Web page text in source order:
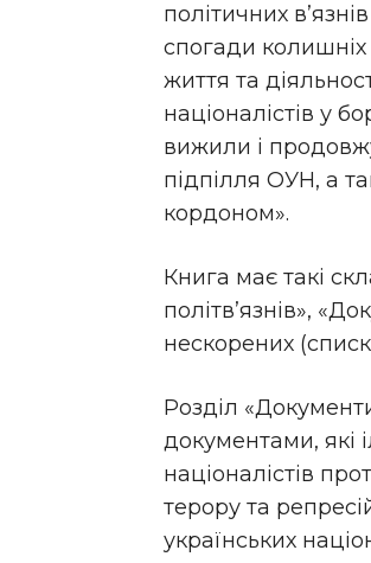
політичних
спогади колишніх
життя та
націоналістів у
вижили і
підпілля ОУН, а
кордоном».
Книга має такі
політв’язнів»,
нескорених
Розділ
документами, які
націоналістів
терору та
українських